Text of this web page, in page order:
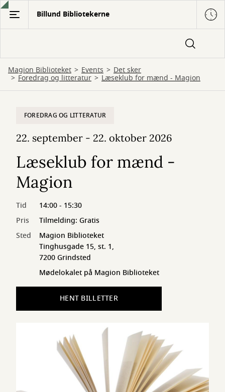
Gå
hovedindhold
Billund Bibliotekerne
Magion Biblioteket Events Det sker
Foredrag og litteratur Læseklub for mænd - Magion
FOREDRAG OG LITTERATUR
22. september - 22. oktober 2026
Læseklub for mænd -
Magion
Tid
14:00 - 15:30
Pris
Tilmelding: Gratis
Sted
Magion Biblioteket
Tinghusgade 15, st. 1,
7200 Grindsted
Mødelokalet på Magion Biblioteket
HENT BILLETTER